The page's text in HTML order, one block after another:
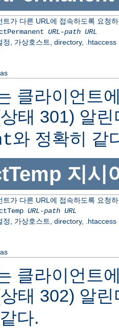
트가 다른 URL에 접속하도록 요청
URL-path URL
정, 가상호스트, directory, .htaccess
클라이언트
태 301) 알
와 정확히 같
지시
트가 다른 URL에 접속하도록 요청
URL-path URL
정, 가상호스트, directory, .htaccess
클라이언트
태 302) 알
다.